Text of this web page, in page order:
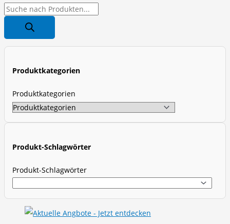
P
o
d
s
Produktkategorien
Produktkategorien
Produkt-Schlagwörter
Produkt-Schlagwörter